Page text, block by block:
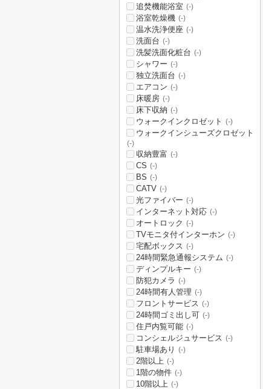
追焚機能浴室 (-)
浴室乾燥機 (-)
温水洗浄便座 (-)
洗面台 (-)
洗髪洗面化粧台 (-)
シャワー (-)
独立洗面台 (-)
エアコン (-)
床暖房 (-)
床下収納 (-)
ウォークインクロゼット (-)
ウォークインシューズクロゼット
(-)
収納豊富 (-)
CS (-)
BS (-)
CATV (-)
光ファイバー (-)
インターネット対応 (-)
オートロック (-)
TVモニタ付インターホン (-)
宅配ボックス (-)
24時間緊急通報システム (-)
ディンプルキー (-)
防犯カメラ (-)
24時間有人管理 (-)
フロントサービス (-)
24時間ゴミ出し可 (-)
住戸内覧可能 (-)
コンシェルジュサービス (-)
駐車場あり (-)
2階以上 (-)
1階の物件 (-)
10階以上 (-)